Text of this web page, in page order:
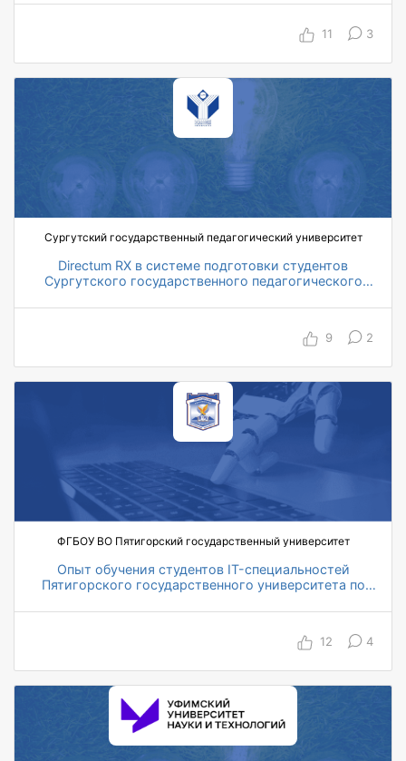
11 3
Сургутский государственный педагогический университет
Directum RX в системе подготовки студентов
Сургутского государственного педагогического
9 2
ФГБОУ ВО Пятигорский государственный университет
Опыт обучения студентов IT-специальностей
Пятигорского государственного университета по
12 4